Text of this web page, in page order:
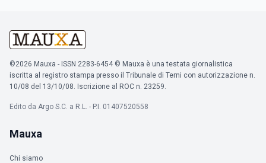
©2026 Mauxa - ISSN 2283-6454 © Mauxa è una testata giornalistica
iscritta al registro stampa presso il Tribunale di Terni con autorizzazione n.
10/08 del 13/10/08. Iscrizione al ROC n. 23259.
Edito da Argo S.C. a R.L. - P.I. 01407520558
Mauxa
Chi siamo